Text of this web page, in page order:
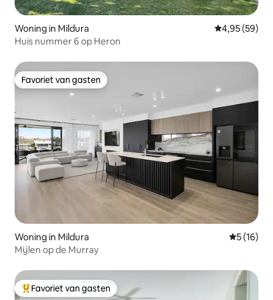
Woning in Mildura Gemiddelde
4,95 (59)
Huis nummer 6 op Heron
Favoriet van gasten
Favoriet van gasten
Woning in Mildura
5 (16)
Mijlen op de Murray
Topfavoriet van gasten
Favoriet van gasten